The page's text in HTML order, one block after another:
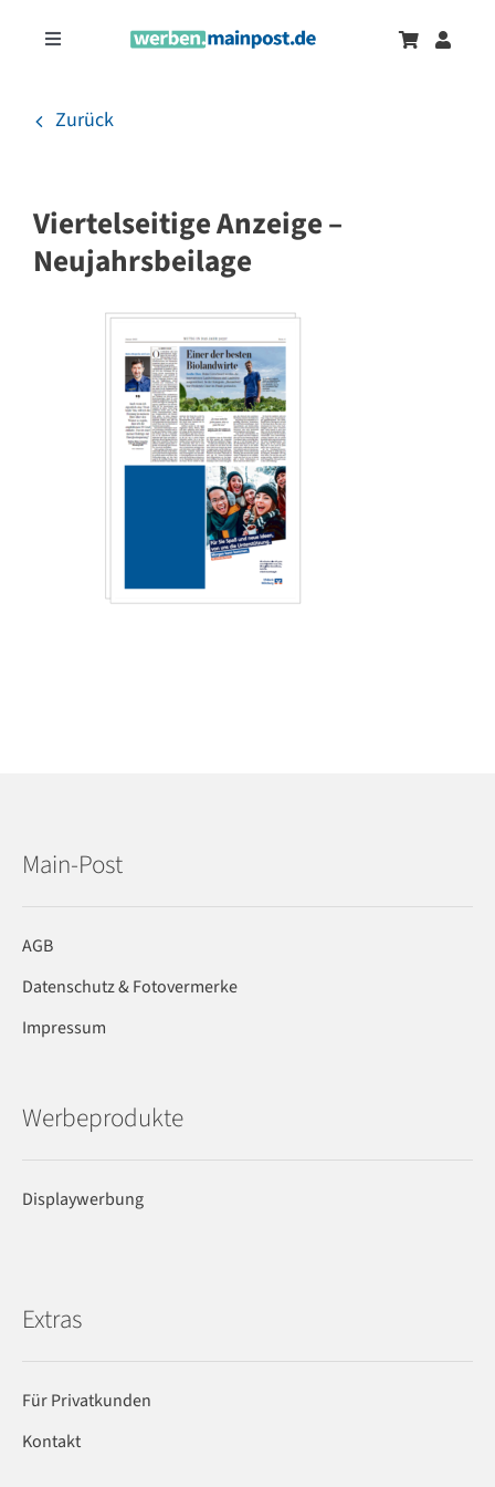
InhaltToggle
Onlinewerbung
Zurück
Viertelseitige Anzeige –
Neujahrsbeilage
Main-Post
AGB
Datenschutz & Fotovermerke
Impressum
Werbeprodukte
Displaywerbung
Extras
Für Privatkunden
Kontakt